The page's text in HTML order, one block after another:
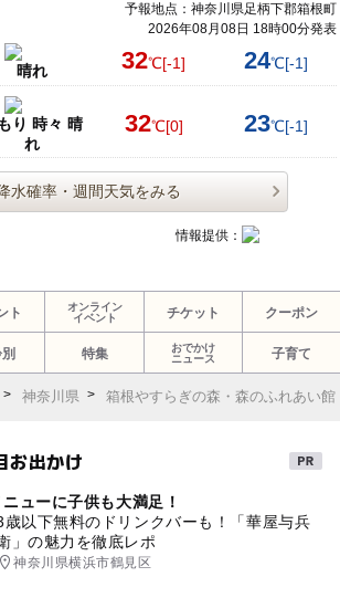
予報地点：神奈川県足柄下郡箱根町
2026年08月08日 18時00分発表
晴れ 32℃[-1] 24℃[-1]
り 時々 晴
れ
32℃[0] 23℃[-1]
水確率・週間天気をみる
情報提供：
ト
オンライン
イベント
チケット クーポン
特集
おでかけ
ニュース
子育て
神奈川県 箱根やすらぎの森・森のふれあい館
お出かけ
ューに子供も大満足！
歳以下無料のドリンクバーも！「華屋与兵
」の魅力を徹底レポ
神奈川県横浜市鶴見区